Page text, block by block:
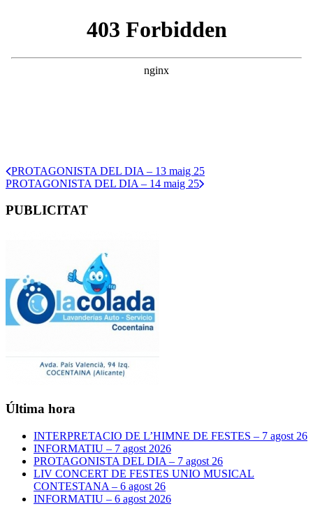
PROTAGONISTA DEL DIA – 13 maig 25
PROTAGONISTA DEL DIA – 14 maig 25
PUBLICITAT
Última hora
INTERPRETACIO DE L’HIMNE DE FESTES – 7 agost 26
INFORMATIU – 7 agost 2026
PROTAGONISTA DEL DIA – 7 agost 26
LIV CONCERT DE FESTES UNIO MUSICAL
CONTESTANA – 6 agost 26
INFORMATIU – 6 agost 2026